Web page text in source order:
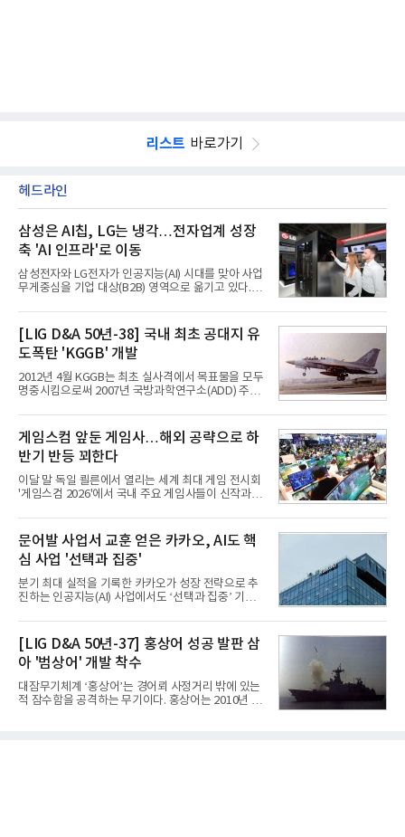
리스트 바로가기
헤드라인
삼성은 AI칩, LG는 냉각…전자업계 성장
축 'AI 인프라'로 이동
삼성전자와 LG전자가 인공지능(AI) 시대를 맞아 사업
무게중심을 기업 대상(B2B) 영역으로 옮기고 있다.
접어든 가운데 삼성전자는 AI 반도체를 중심으로 데
이터센터 생태계 공략을 강화하고 LG전자는 냉각솔
루션·전장·로봇 등 기업용 솔루션 사업 확대에 속도를
내고 있다.9일 업계에 따르면 LG전자는 2분기 생활가
전과 프리미엄 제품 경쟁력에 더해 B2B 사업 확대 효
과로 수익성을 방어한 반면 삼성전자는 디바이스경험
(DX) 부문의 TV·생활가전 수익성이 악화됐다. 대신 삼
사업 확대
[LIG D&A 50년-38] 국내 최초 공대지 유
도폭탄 'KGGB' 개발
2012년 4월 KGGB는 최초 실사격에서 목표물을 모두
명중시킴으로써 2007년 국방과학연구소(ADD) 주관
체로 참여했다. 체계개발에는 총 400여억 원의 개발
비와 62개월의 기간이 소요됐다. 한국형 GPS 유도폭
탄 KGGB(Korea GPS Guided Bomb)는 국내 최초
의 공대지 유도폭탄으로 2012년에 최종 전투용 적합
판정을 받았다.우리 공군이 운용하는 모든 전투기에
탑재할 수 있는 KGGB는 일반목적폭탄(General
Purpose Bomb)에 장착하여 운용토록 개발됐다.이
는 조종사가 휴대하는 명령통신장치(PDU, P
게임스컴 앞둔 게임사…해외 공략으로 하
반기 반등 꾀한다
이달 말 독일 쾰른에서 열리는 세계 최대 게임 전시회
'게임스컴 2026'에서 국내 주요 게임사들이 신작과 글
체별로 엇갈린 가운데 하반기 신작 흥행과 해외 시장
성과가 실적을 좌우할 핵심 변수로 떠오르고 있다.8일
업계에 따르면 올해 상반기 게임업계는 기업별 성적
표가 크게 갈렸다. 대표적으로 크래프톤은 'PUBG: 배
틀그라운드'의 안정적인 성장에 힘입어 상반기 연결
기준 매출 2조6616억원, 영업이익 9725억원으로 역
대 최대 실적을 기록했다. 엔씨도 올해 출시한 '아이온
동기 대
문어발 사업서 교훈 얻은 카카오, AI도 핵
심 사업 '선택과 집중'
분기 최대 실적을 기록한 카카오가 성장 전략으로 추
진하는 인공지능(AI) 사업에서도 ‘선택과 집중’ 기조
라 투자에 나서는 것과 달리, 카카오는 ‘카카오톡’이
라는 플랫폼 경쟁력을 활용한 AI 에이전트 서비스에
집중하는 전략이다. 과거 무리한 사업 확장 과정에서
겪었던 시행착오를 되풀이하지 않고 핵심 역량에 집
중하겠다는 취지로 풀이된다.7일 업계에 따르면 카카
오는 올해 2분기 연결 기준 매출 2조985억원, 영업이
익 2770억원을 기록했다. 전년 동기 대비 매출과 영업
[LIG D&A 50년-37] 홍상어 성공 발판 삼
아 '범상어' 개발 착수
대잠무기체계 ‘홍상어’는 경어뢰 사정거리 밖에 있는
적 잠수함을 공격하는 무기이다. 홍상어는 2010년 넥